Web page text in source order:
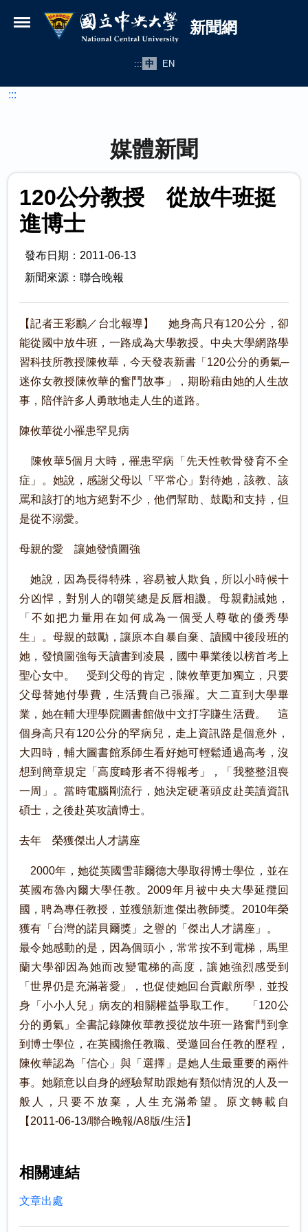
國立中央大學新聞網
新聞網
::: 中 EN
:::
媒體新聞
120公分教授 從放牛班挺
進博士
發布日期：2011-06-13
新聞來源：聯合晚報
【記者王彩鸝／台北報導】 她身高只有120公分，卻
能從國中放牛班，一路成為大學教授。中央大學網路學
習科技所教授陳攸華，今天發表新書「120公分的勇氣─
迷你女教授陳攸華的奮鬥故事」，期盼藉由她的人生故
事，陪伴許多人勇敢地走人生的道路。
陳攸華從小罹患罕見病
陳攸華5個月大時，罹患罕病「先天性軟骨發育不全
症」。她說，感謝父母以「平常心」對待她，該教、該
罵和該打的地方絕對不少，他們幫助、鼓勵和支持，但
是從不溺愛。
母親的愛 讓她發憤圖強
她說，因為長得特殊，容易被人欺負，所以小時候十
分凶悍，對別人的嘲笑總是反唇相譏。母親勸誡她，
「不如把力量用在如何成為一個受人尊敬的優秀學
生」。母親的鼓勵，讓原本自暴自棄、讀國中後段班的
她，發憤圖強每天讀書到凌晨，國中畢業後以榜首考上
聖心女中。 受到父母的肯定，陳攸華更加獨立，只要
父母替她付學費，生活費自己張羅。大二直到大學畢
業，她在輔大理學院圖書館做中文打字賺生活費。 這
個身高只有120公分的罕病兒，走上資訊路是個意外，
大四時，輔大圖書館系師生看好她可輕鬆通過高考，沒
想到簡章規定「高度畸形者不得報考」，「我整整沮喪
一周」。當時電腦剛流行，她決定硬著頭皮赴美讀資訊
碩士，之後赴英攻讀博士。
去年 榮獲傑出人才講座
2000年，她從英國雪菲爾德大學取得博士學位，並在
英國布魯內爾大學任教。2009年月被中央大學延攬回
國，聘為專任教授，並獲頒新進傑出教師獎。2010年榮
獲有「台灣的諾貝爾獎」之譽的「傑出人才講座」。
最令她感動的是，因為個頭小，常常按不到電梯，馬里
蘭大學卻因為她而改變電梯的高度，讓她強烈感受到
「世界仍是充滿著愛」，也促使她回台貢獻所學，並投
身「小小人兒」病友的相關權益爭取工作。 「120公
分的勇氣」全書記錄陳攸華教授從放牛班一路奮鬥到拿
到博士學位，在英國擔任教職、受邀回台任教的歷程，
陳攸華認為「信心」與「選擇」是她人生最重要的兩件
事。她願意以自身的經驗幫助跟她有類似情況的人及一
般人，只要不放棄，人生充滿希望。原文轉載自
【2011-06-13/聯合晚報/A8版/生活】
相關連結
文章出處